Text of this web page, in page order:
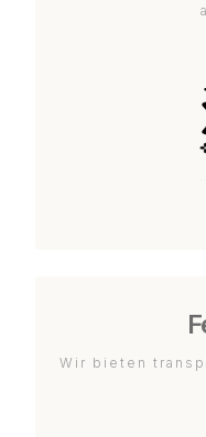
Wir bieten